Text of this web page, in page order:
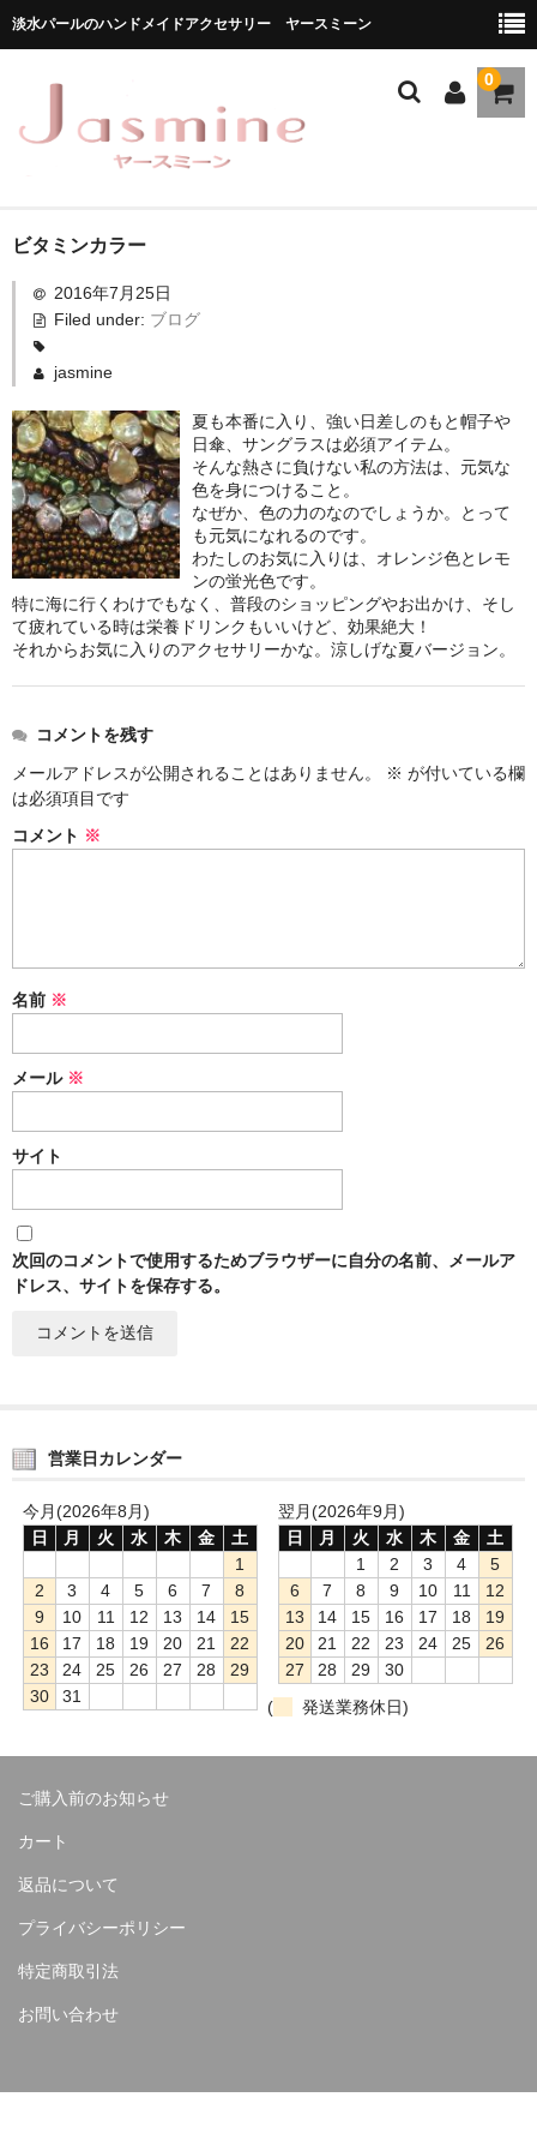
淡水パールのハンドメイドアクセサリー ヤースミーン
0
ホーム
商品一覧
★お勧め商品
メディア掲載
ブログ
お問い合わせ
ビタミンカラー
2016年7月25日
Filed under: ブログ
jasmine
夏も本番に入り、強い日差しのもと帽子や
日傘、サングラスは必須アイテム。
そんな熱さに負けない私の方法は、元気な
色を身につけること。
なぜか、色の力のなのでしょうか。とって
も元気になれるのです。
わたしのお気に入りは、オレンジ色とレモ
ンの蛍光色です。
特に海に行くわけでもなく、普段のショッピングやお出かけ、そし
て疲れている時は栄養ドリンクもいいけど、効果絶大！
それからお気に入りのアクセサリーかな。涼しげな夏バージョン。
コメントを残す
メールアドレスが公開されることはありません。
※ が付いている欄
は必須項目です
コメント ※
名前 ※
メール ※
サイト
次回のコメントで使用するためブラウザーに自分の名前、メールア
ドレス、サイトを保存する。
営業日カレンダー
今月(2026年8月)
日
月 火 水 木 金
土
1
2
3 4 5 6 7
8
9
10 11 12 13 14
15
16
17 18 19 20 21
22
23
24 25 26 27 28
29
30
31
翌月(2026年9月)
日
月 火 水 木 金
土
1
2 3 4
5
6
7 8 9 10 11
12
13
14 15 16 17 18
19
20
21 22 23 24 25
26
27
28 29
30
(
発送業務休日)
ご購入前のお知らせ
カート
返品について
プライバシーポリシー
特定商取引法
お問い合わせ